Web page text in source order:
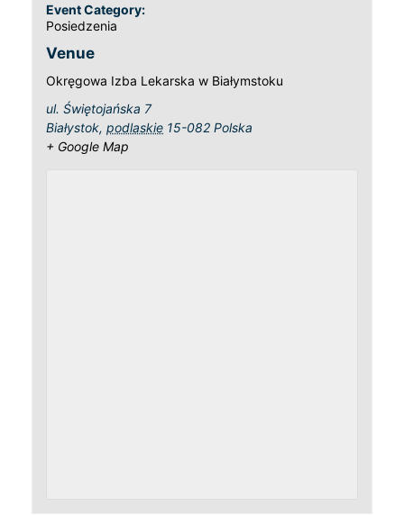
Event Category:
Posiedzenia
Venue
Okręgowa Izba Lekarska w Białymstoku
ul. Świętojańska 7
Białystok, podlaskie 15-082 Polska
+ Google Map